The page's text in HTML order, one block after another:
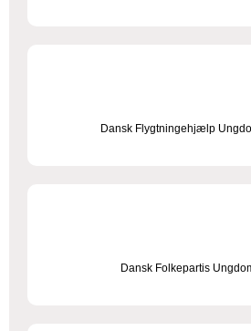
Dansk Flygtningehjælp
Dansk Folkepartis